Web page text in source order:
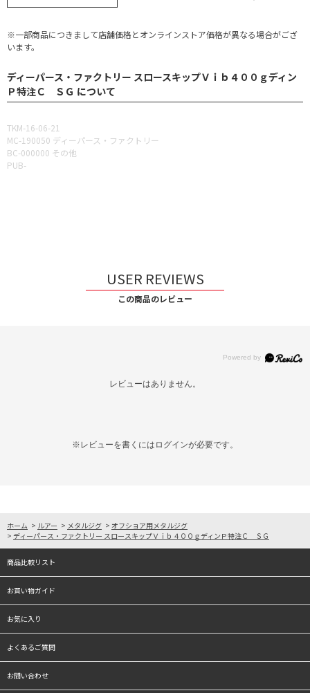
※一部商品につきまして店舗価格とオンラインストア価格が異なる場合がござ
います。
ディーパース・ファクトリー スロースキップＶｉｂ４００ｇディン
Ｐ特注Ｃ ＳＧ について
TKM-16-06-21
MC-190050 ディーパース・ファクトリー
BC-000000 その他
PUB-
USER REVIEWS
この商品のレビュー
レビューはありません。
※レビューを書くには ログインが必要です。
ホーム > ルアー > メタルジグ > オフショア用メタルジグ
> ディーパース・ファクトリー スロースキップＶｉｂ４００ｇディンＰ特注Ｃ ＳＧ
商品比較リスト
お買い物ガイド
お気に入り
よくあるご質問
お問い合わせ